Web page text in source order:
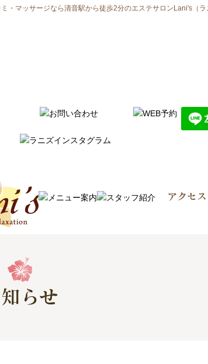
マッサージなら清音駅から徒歩2分のエステサロンLani's（
らせ